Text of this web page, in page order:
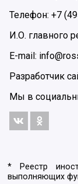
Телефон: +7
И.О. главного
E-mail:
Разработчик
Мы в
* Реестр
выполняющих